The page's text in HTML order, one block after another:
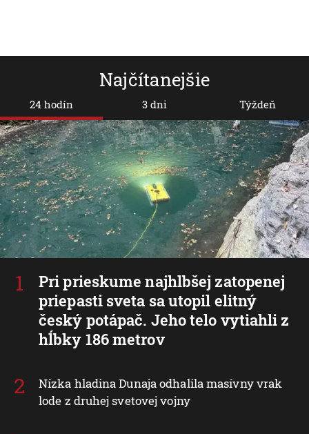
Najčítanejšie
24 hodín
Pri prieskume najhlbšej zatopenej
priepasti sveta sa utopil elitný
český potápač. Jeho telo vytiahli z
hĺbky 186 metrov
Nízka hladina Dunaja odhalila masívny vrak
lode z druhej svetovej vojny
3 dni Týždeň